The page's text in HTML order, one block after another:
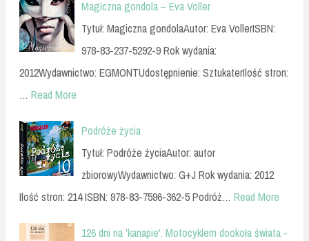
Magiczna gondola – Eva Voller
Tytuł: Magiczna gondolaAutor: Eva VollerISBN:
978-83-237-5292-9 Rok wydania:
2012Wydawnictwo: EGMONTUdostępnienie: SztukaterIlość stron:
… Read More
Podróże życia
Tytuł: Podróże życiaAutor: autor
zbiorowyWydawnictwo: G+J Rok wydania: 2012
Ilość stron: 214 ISBN: 978-83-7596-362-5 Podróż… Read More
126 dni na 'kanapie'. Motocyklem dookoła świata -